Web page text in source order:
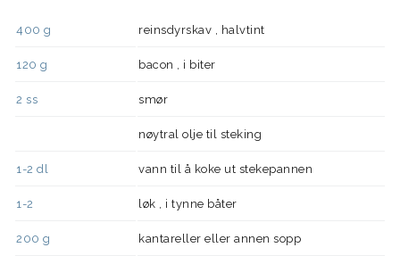
400 g reinsdyrskav , halvtint
120 g bacon , i biter
2 ss smør
nøytral olje til steking
1-2 dl vann til å koke ut stekepannen
1-2 løk , i tynne båter
200 g kantareller eller annen sopp